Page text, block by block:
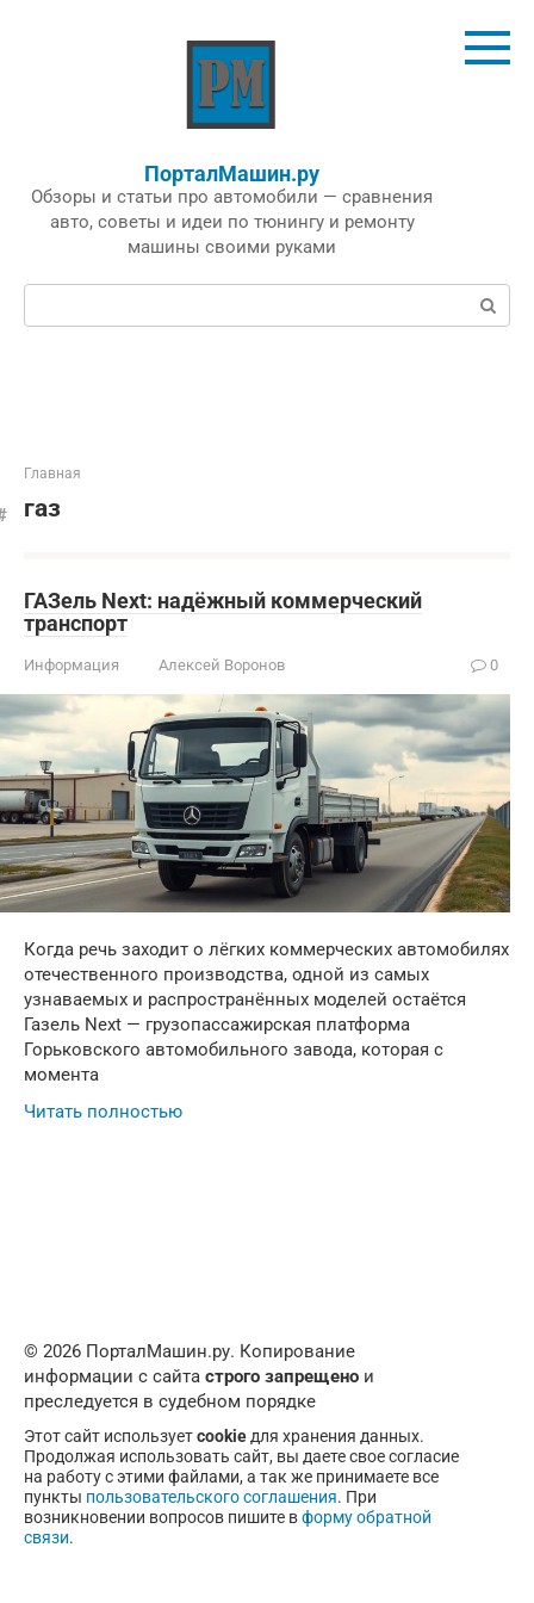
ПорталМашин.ру
Обзоры и статьи про автомобили — сравнения
авто, советы и идеи по тюнингу и ремонту
машины своими руками
Поиск:
Главная
газ
ГАЗель Next: надёжный коммерческий
транспорт
Информация Алексей Воронов 0
Когда речь заходит о лёгких коммерческих автомобилях
отечественного производства, одной из самых
узнаваемых и распространённых моделей остаётся
Газель Next — грузопассажирская платформа
Горьковского автомобильного завода, которая с
момента
Читать полностью
© 2026 ПорталМашин.ру. Копирование
информации с сайта строго запрещено и
преследуется в судебном порядке
Этот сайт используетcookieдля хранения данных.
Продолжая использовать сайт, вы даете свое согласие
на работу с этими файлами, а так же принимаете все
пункты пользовательского соглашения. При
возникновении вопросов пишите вформу обратной
связи.